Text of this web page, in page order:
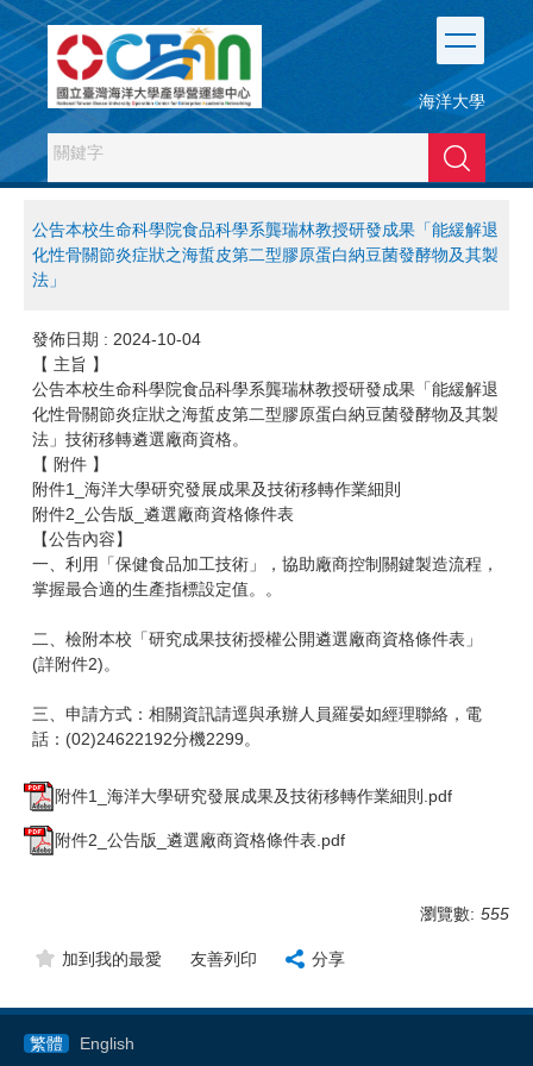
跳
到
主
要
內
容
區
海洋大學
搜尋
公告本校生命科學院食品科學系龔瑞林教授研發成果「能緩解退
化性骨關節炎症狀之海蜇皮第二型膠原蛋白納豆菌發酵物及其製
法」
發佈日期 : 2024-10-04
【 主旨 】
​公告本校生命科學院食品科學系龔瑞林教授研發成果「能緩解退
化性骨關節炎症狀之海蜇皮第二型膠原蛋白納豆菌發酵物及其製
法」技術移轉遴選廠商資格。
【 附件 】
附件1_海洋大學研究發展成果及技術移轉作業細則
附件2_公告版_遴選廠商資格條件表
【公告內容】
一、利用「保健食品加工技術」，協助廠商控制關鍵製造流程，
掌握最合適的生產指標設定值。。
二、檢附本校「研究成果技術授權公開遴選廠商資格條件表」
(詳附件2)。
三、申請方式：相關資訊請逕與承辦人員羅晏如經理聯絡，電
話：(02)24622192分機2299。
附件1_海洋大學研究發展成果及技術移轉作業細則.pdf
附件2_公告版_遴選廠商資格條件表.pdf
瀏覽數: 555
加到我的最愛 友善列印 分享
繁體 English